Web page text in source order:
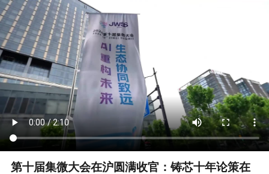
第十届集微大会在沪圆满收官：铸芯十年论策在